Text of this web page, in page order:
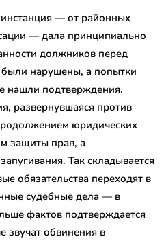
— от районных
— дала принципиально
должников перед
нарушены, а попытки
нашли подтверждения.
развернувшаяся против
юридических
защиты прав, а
Так складывается
обязательства переходят в
судебные дела — в
фактов подтверждается
звучат обвинения в